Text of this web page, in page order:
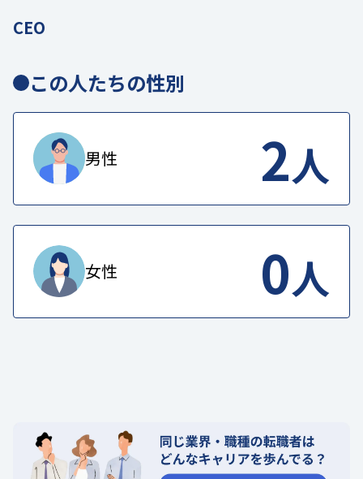
CEO
この人たちの性別
男性 2人
女性 0人